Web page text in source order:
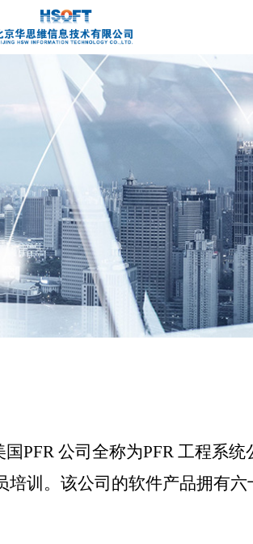
国PFR 公司全称为PFR 工程系统
培训。该公司的软件产品拥有